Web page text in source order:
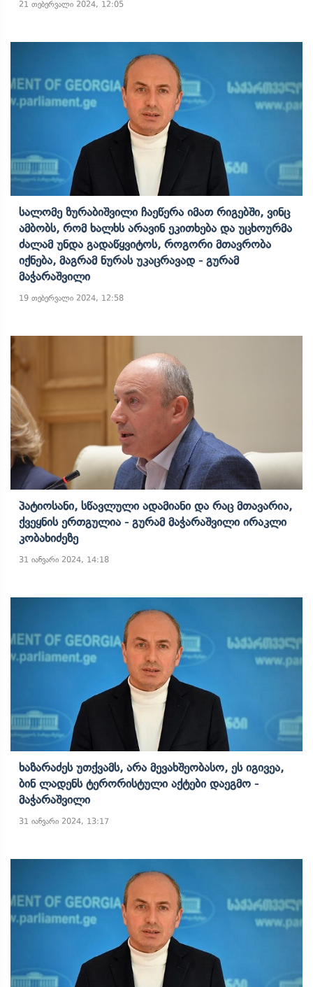
21 თებერვალი 2024, 12:05
Სალომე Ზურაბიშვილი Ჩაეწერა Იმათ Რიგებში, Ვინც
Ამბობს, Რომ Ხალხს Არავინ Ეკითხება Და Უცხოურმა
Ძალამ Უნდა Გადაწყვიტოს, Როგორი Მთავრობა
Იქნება, Მაგრამ Ნურას Უკაცრავად - Გურამ
Მაჭარაშვილი
19 თებერვალი 2024, 12:58
Პატიოსანი, Სწავლული Ადამიანი Და Რაც Მთავარია,
Ქვეყნის Ერთგულია - Გურამ Მაჭარაშვილი Ირაკლი
Კობახიძეზე
31 იანვარი 2024, 14:18
Ხაზარაძეს Უთქვამს, Არა Მევახშეობასო, Ეს Იგივეა,
Ბინ Ლადენს Ტერორისტული Აქტები Დაეგმო -
Მაჭარაშვილი
31 იანვარი 2024, 13:17